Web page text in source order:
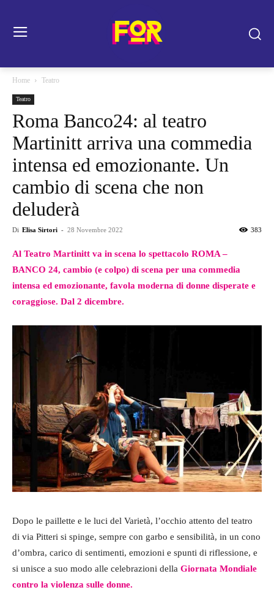
Home Teatro
Teatro
Roma Banco24: al teatro
Martinitt arriva una commedia
intensa ed emozionante. Un
cambio di scena che non
deluderà
Di Elisa Sirtori - 28 Novembre 2022 383
Al Teatro Martinitt va in scena lo spettacolo ROMA –
BANCO 24, cambio (e colpo) di scena per una commedia
intensa ed emozionante, favola moderna di donne disperate e
coraggiose. Dal 2 dicembre.
Dopo le paillette e le luci del Varietà, l’occhio attento del teatro
di via Pitteri si spinge, sempre con garbo e sensibilità, in un cono
d’ombra, carico di sentimenti, emozioni e spunti di riflessione, e
si unisce a suo modo alle celebrazioni della Giornata Mondiale
contro la violenza sulle donne.